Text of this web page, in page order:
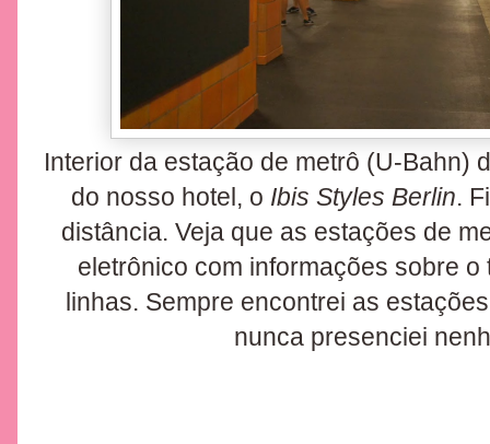
Interior da estação de metrô (U-Bahn)
do nosso hotel, o Ibis Styles Berlin.
distância. Veja que as estações de
eletrônico com informações sobre
linhas. Sempre encontrei as
nunca presenciei